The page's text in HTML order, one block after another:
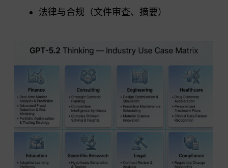
法律与合规（文件审查、摘要）